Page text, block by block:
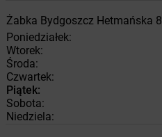
Żabka Bydgoszcz Hetmańska 8
Poniedziałek:
Wtorek:
Środa:
Czwartek:
Piątek:
Sobota:
Niedziela: